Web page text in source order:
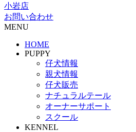
小岩店
お問い合わせ
MENU
HOME
PUPPY
仔犬情報
親犬情報
仔犬販売
ナチュラルテール
オーナーサポート
スクール
KENNEL